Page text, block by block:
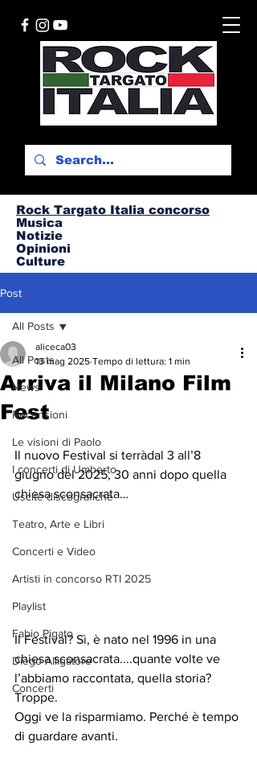
Rock Targato Italia concorso
Musica
Notizie
Opinioni
Culture
Post
All Posts
News
Recensioni
Le visioni di Paolo
I concerti di Umberto
Uscite discografiche
Teatro, Arte e Libri
Concerti e Video
Artisti in concorso RTI 2025
Playlist
Fabio Pigato
Diego Alligatore
Concerti
All Posts
Arriva il Milano Film
Fest
aliceca03
13 mag 2025 Tempo di lettura: 1 min
Il nuovo Festival si terràdal 3 all’8
giugno del 2025, 30 anni dopo quella
chiesa sconsacrata…
Il Festival? Sì, è nato nel 1996 in una
chiesa sconsacrata....quante volte ve
l’abbiamo raccontata, quella storia?
Troppe.
Oggi ve la risparmiamo. Perché è tempo
di guardare avanti.